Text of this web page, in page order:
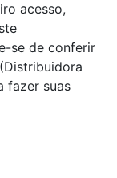
acesso,
se de conferir
fazer suas